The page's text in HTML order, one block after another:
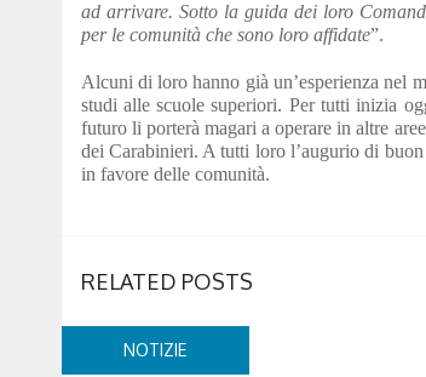
ad arrivare. Sotto la guida dei loro
per le comunità che sono loro affidate”.
Alcuni di loro hanno già un’esperienza nel
studi alle scuole superiori. Per tutti inizia
futuro li porterà magari a operare in altre
dei Carabinieri. A tutti loro l’augurio di
in favore delle comunità.
RELATED POSTS
NOTIZIE